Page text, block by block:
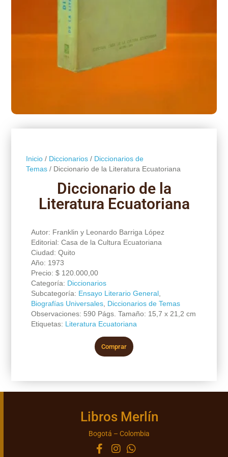
Inicio/ Diccionarios/ Diccionarios de
Temas/ Diccionario de la Literatura Ecuatoriana
Diccionario de la
Literatura Ecuatoriana
Autor: Franklin y Leonardo Barriga López
Editorial: Casa de la Cultura Ecuatoriana
Ciudad: Quito
Año: 1973
Precio: $120.000,00
Categoría: Diccionarios
Subcategoría: Ensayo Literario General,
Biografías Universales, Diccionarios de Temas
Observaciones: 590 Págs. Tamaño: 15,7 x 21,2 cm
Etiquetas: Literatura Ecuatoriana
Comprar
Libros Merlín
Bogotá – Colombia